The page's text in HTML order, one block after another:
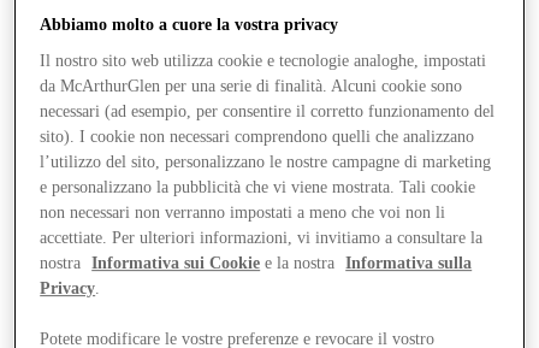
Abbiamo molto a cuore la vostra privacy
Il nostro sito web utilizza cookie e tecnologie analoghe, impostati
da McArthurGlen per una serie di finalità. Alcuni cookie sono
necessari (ad esempio, per consentire il corretto funzionamento del
sito). I cookie non necessari comprendono quelli che analizzano
l’utilizzo del sito, personalizzano le nostre campagne di marketing
e personalizzano la pubblicità che vi viene mostrata. Tali cookie
non necessari non verranno impostati a meno che voi non li
accettiate. Per ulteriori informazioni, vi invitiamo a consultare la
nostra
Informativa sui Cookie e la nostra
Informativa sulla
Privacy.
Potete modificare le vostre preferenze e revocare il vostro